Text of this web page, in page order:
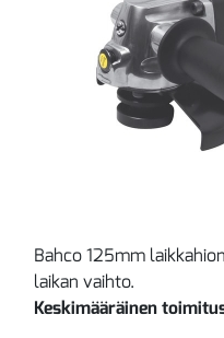
Bahco 125mm
laikan vaihto.
Keskimääräinen